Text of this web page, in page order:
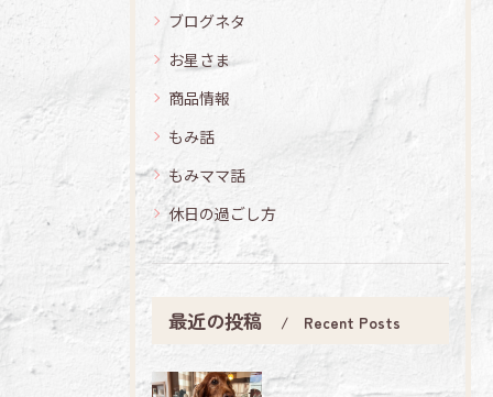
ブログネタ
お星さま
商品情報
もみ話
もみママ話
休日の過ごし方
最近の投稿 Recent Posts